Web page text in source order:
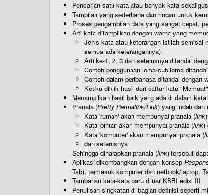
Pencarian satu kata atau banyak kata sekaligus
Tampilan yang sederhana dan ringan untuk
Proses pengambilan data yang sangat cepat,
Arti kata ditampilkan dengan warna yang
Jenis kata atau keterangan istilah semisal
semua ada keterangannya)
Arti ke-1, 2, 3 dan seterusnya ditandai
Contoh penggunaan lema/sub-lema
Contoh dalam peribahasa ditandai dengan
Ketika diklik hasil dari daftar kata
Menampilkan hasil baik yang ada di dalam
Pranala (Pretty Permalink/Link) yang indah dan
Kata 'rumah' akan mempunyai pranala (link
Kata 'pintar' akan mempunyai pranala (link)
Kata 'komputer' akan mempunyai pranala (
dan seterusnya
Sehingga diharapkan pranala (link) tersebut
Aplikasi dikembangkan dengan konsep
Tab), termasuk komputer dan netbook/laptop.
Tambahan kata-kata baru diluar KBBI edisi III
Penulisan singkatan di bagian definisi seperti